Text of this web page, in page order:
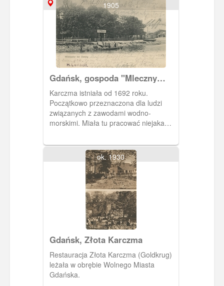
1905
Gdańsk, gospoda "Mleczny
Piotr"
Karczma istniała od 1692 roku.
Początkowo przeznaczona dla ludzi
związanych z zawodami wodno-
morskimi. Miała tu pracować niejaka
się ze Szczecina. Związana jest z nią
historia kryminalna.ok. 1930
Gdańsk, Złota Karczma
Restauracja Złota Karczma (Goldkrug)
leżała w obrębie Wolnego Miasta
Gdańska.